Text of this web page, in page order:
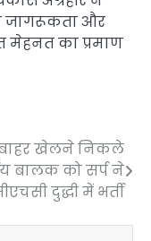
जागरूकता और
मेहनत का प्रमाण
खेलने निकले
बालक को सर्प ने
दुद्धी में भर्ती